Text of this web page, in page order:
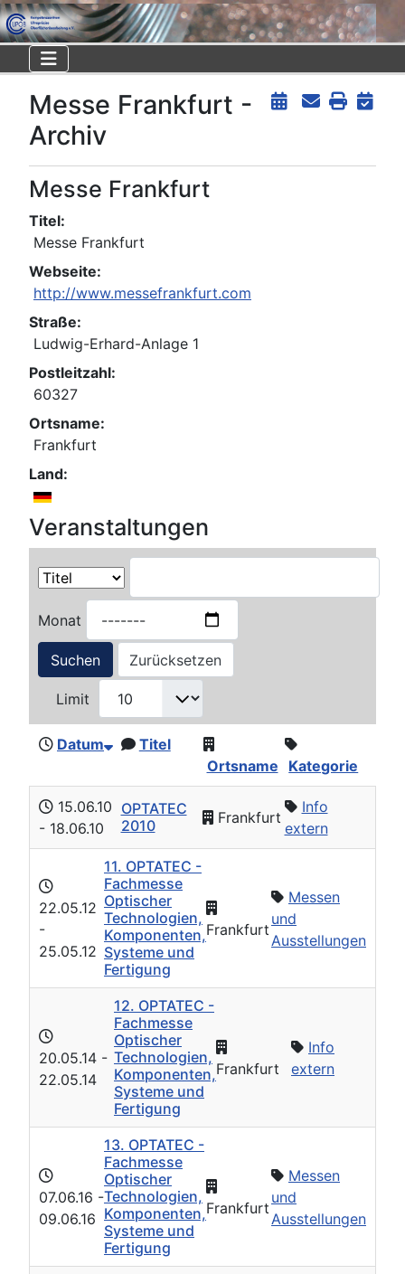
Messe Frankfurt -
Archiv
Messe Frankfurt
Titel:
Messe Frankfurt
Webseite:
http://www.messefrankfurt.com
Straße:
Ludwig-Erhard-Anlage 1
Postleitzahl:
60327
Ortsname:
Frankfurt
Land:
Veranstaltungen
Monat
Suchen Zurücksetzen
Limit
Datum
Titel
Ortsname
Kategorie
15.06.10
- 18.06.10
OPTATEC
2010
Frankfurt
Info
extern
22.05.12
-
25.05.12
11. OPTATEC -
Fachmesse
Optischer
Technologien,
Komponenten,
Systeme und
Fertigung
Frankfurt
Messen
und
Ausstellungen
20.05.14 -
22.05.14
12. OPTATEC -
Fachmesse
Optischer
Technologien,
Komponenten,
Systeme und
Fertigung
Frankfurt
Info
extern
07.06.16 -
09.06.16
13. OPTATEC -
Fachmesse
Optischer
Technologien,
Komponenten,
Systeme und
Fertigung
Frankfurt
Messen
und
Ausstellungen